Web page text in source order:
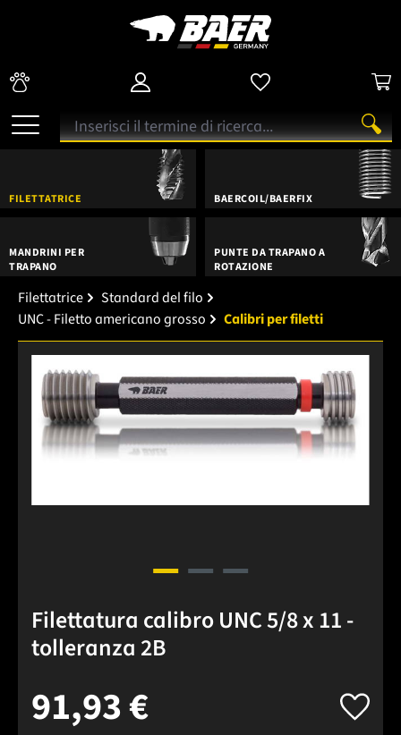
FILETTATRICE BAERCOIL/BAERFIX
MANDRINI PER
TRAPANO
PUNTE DA TRAPANO A
ROTAZIONE
Filettatrice
Standard del filo
UNC - Filetto americano grosso
Calibri per filetti
Salta la galleria di immagini
Filettatura calibro UNC 5/8 x 11 -
tolleranza 2B
91,93 €